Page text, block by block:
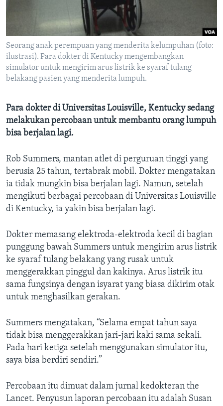
Seorang anak perempuan yang menderita kelumpuhan (foto:
ilustrasi). Para dokter di Kentucky mengembangkan
simulator untuk mengirim arus listrik ke syaraf tulang
belakang pasien yang menderita lumpuh.
Para dokter di Universitas Louisville, Kentucky sedang
melakukan percobaan untuk membantu orang lumpuh
bisa berjalan lagi.
Rob Summers, mantan atlet di perguruan tinggi yang
berusia 25 tahun, tertabrak mobil. Dokter mengatakan
ia tidak mungkin bisa berjalan lagi. Namun, setelah
mengikuti berbagai percobaan di Universitas Louisville
di Kentucky, ia yakin bisa berjalan lagi.
Dokter memasang elektroda-elektroda kecil di bagian
punggung bawah Summers untuk mengirim arus listrik
ke syaraf tulang belakang yang rusak untuk
menggerakkan pinggul dan kakinya. Arus listrik itu
sama fungsinya dengan isyarat yang biasa dikirim otak
untuk menghasilkan gerakan.
Summers mengatakan, “Selama empat tahun saya
tidak bisa menggerakkan jari-jari kaki sama sekali.
Pada hari ketiga setelah menggunakan simulator itu,
saya bisa berdiri sendiri.”
Percobaan itu dimuat dalam jurnal kedokteran the
Lancet. Penyusun laporan percobaan itu adalah Susan